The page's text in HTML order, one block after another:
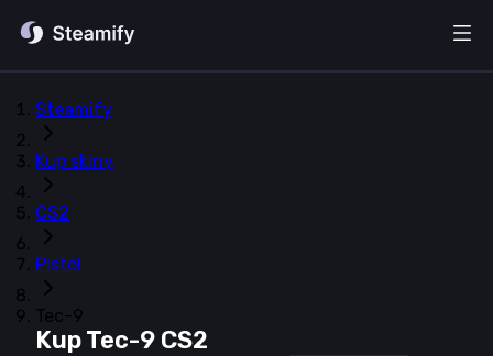
Steamify
Kup skiny
CS2
Pistol
Tec-9
Kup Tec-9 CS2